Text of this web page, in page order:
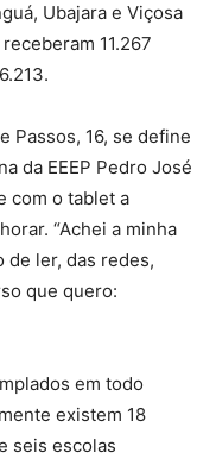
Ubajara e Viçosa
11.267
Passos, 16, se define
da EEEP Pedro José
com o tablet a
“Achei a minha
de ler, das redes,
que quero:
em todo
existem 18
seis escolas